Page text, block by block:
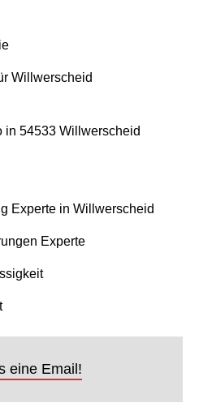
eine Email!